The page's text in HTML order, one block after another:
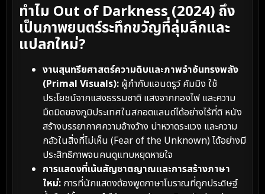
ทำไม Out of Darkness (2024) ถึง
เป็นภาพยนตร์ระทึกขวัญที่ลุ่มลึกและ
แปลกใหม่?
งานสุนทรียศาสตร์ความดิบและภาพจำอันทรงพลัง
(Primal Visuals): ผู้กำกับแอนดรูว์ คัมมิง ใช้
ประโยชน์จากแสงธรรมชาติ แสงจากกองไฟ และความ
มืดมิดของภูมิประเทศในสกอตแลนด์ได้อย่างไร้ที่ติ หนัง
สร้างบรรยากาศความอ้างว้าง น่าหวาดระแวง และความ
กลัวในสิ่งที่ไม่เห็น (Fear of the Unknown) ได้อย่างมี
ประสิทธิภาพจนคนดูแทบหยุดหายใจ
การแสดงที่เน้นสัญชาตญาณและการสร้างภาษา
ใหม่: การที่นักแสดงต้องพูดภาษาโบราณที่ถูกประดิษฐ์